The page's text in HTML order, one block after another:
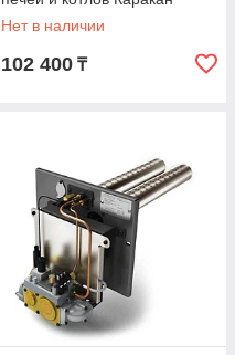
Нет в наличии
102 400 ₸